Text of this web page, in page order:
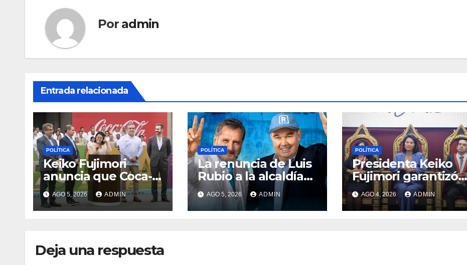
Por admin
Entrada relacionada
POLÍTICA
Keiko Fujimori
anuncia que Coca-
Cola invertirá
US$1,000 millones
en 5 años
AGO 5, 2026 ADMIN
POLÍTICA
La renuncia de Luis
Rubio a la alcaldía
de Lima le deja el
camino libre a
Rafael López Aliaga
AGO 5, 2026 ADMIN
POLÍTICA
Presidenta Keiko
Fujimori garantizó
que su Gobierno
respetará la
separación de
AGO 4, 2026 ADMIN
Deja una respuesta